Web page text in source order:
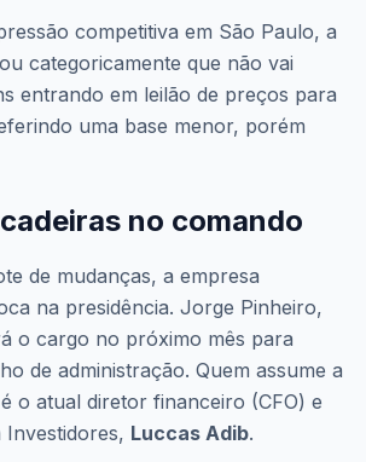
competitiva em São Paulo, a
categoricamente que não vai
entrando em leilão de preços para
uma base menor, porém
no comando
de mudanças, a empresa
na presidência. Jorge Pinheiro,
o cargo no próximo mês para
de administração. Quem assume a
o atual diretor financeiro (CFO) e
Investidores, Luccas Adib.